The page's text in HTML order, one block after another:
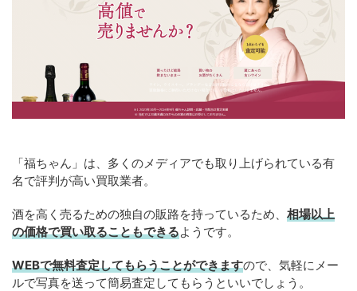
「福ちゃん」は、多くのメディアでも取り上げられている有
名で評判が高い買取業者。
酒を高く売るための独自の販路を持っているため、 相場以上
の価格で買い取ることもできるようです。
WEBで無料査定してもらうことができますので、気軽にメー
ルで写真を送って簡易査定してもらうといいでしょう。